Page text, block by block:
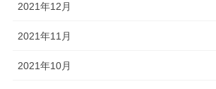
2021年12月
2021年11月
2021年10月